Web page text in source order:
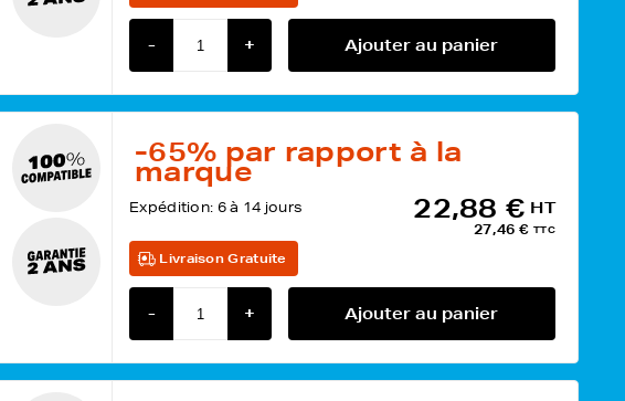
- + Ajouter au panier
-65% par rapport à la
marque
Expédition: 6 à 14 jours 22,88 € HT
27,46 € TTC
Livraison Gratuite
- + Ajouter au panier